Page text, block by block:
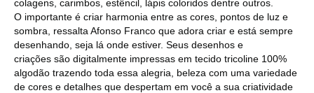
colagens, carimbos, estêncil, lápis coloridos dentre outros.
O importante é criar harmonia entre as cores, pontos de luz e
sombra, ressalta Afonso Franco que adora criar e está sempre
desenhando, seja lá onde estiver. Seus desenhos e
criações são digitalmente impressas em tecido tricoline 100%
algodão trazendo toda essa alegria, beleza com uma variedade
de cores e detalhes que despertam em você a sua criatividade